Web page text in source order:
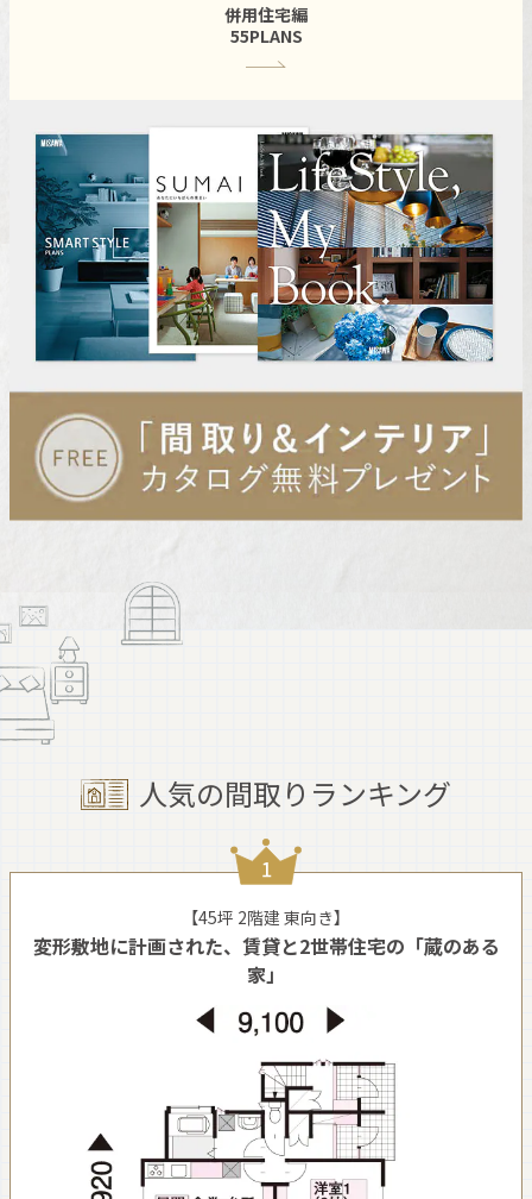
併用住宅編
55PLANS
人気の間取りランキング
【45坪 2階建 東向き】
変形敷地に計画された、賃貸と2世帯住宅の「蔵のある
家」